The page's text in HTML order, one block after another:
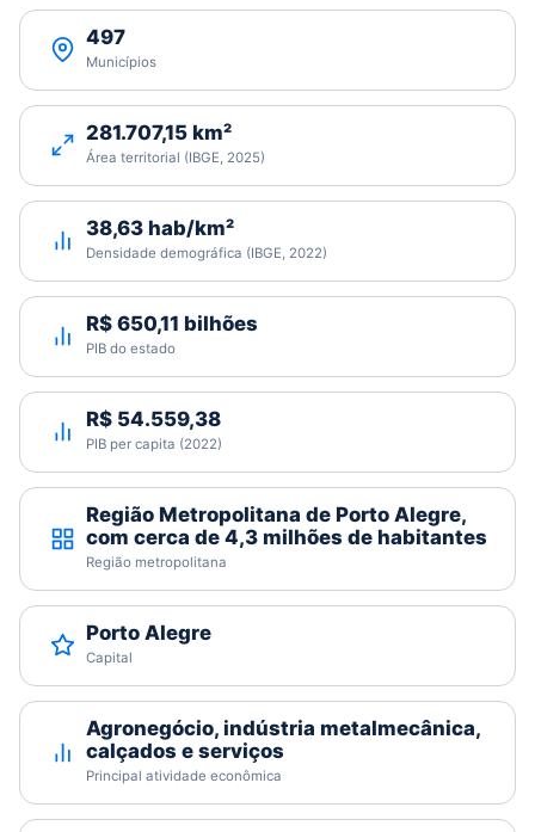
497
Municípios
281.707,15 km²
Área territorial (IBGE, 2025)
38,63 hab/km²
Densidade demográfica (IBGE, 2022)
R$ 650,11 bilhões
PIB do estado
R$ 54.559,38
PIB per capita (2022)
Região Metropolitana de Porto Alegre,
com cerca de 4,3 milhões de habitantes
Região metropolitana
Porto Alegre
Capital
Agronegócio, indústria metalmecânica,
calçados e serviços
Principal atividade econômica